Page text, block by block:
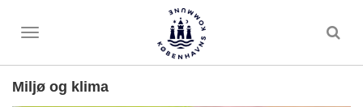
Toggle
Miljø og klima